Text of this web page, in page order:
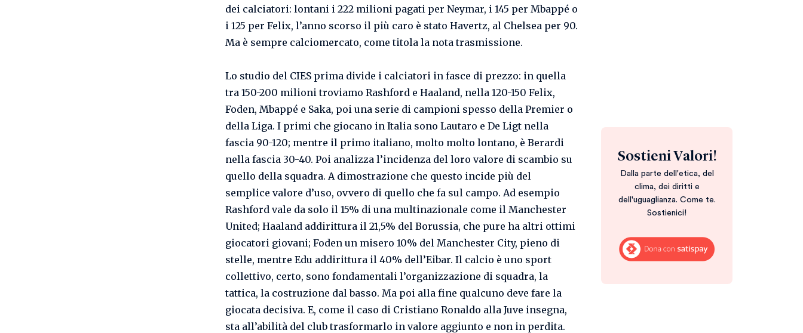
dei calciatori: lontani i 222 milioni pagati per Neymar, i 145 per Mbappé o
i 125 per Felix, l’anno scorso il più caro è stato Havertz, al Chelsea per 90.
Ma è sempre calciomercato, come titola la nota trasmissione.
Lo studio del CIES prima divide i calciatori in fasce di prezzo: in quella
tra 150-200 milioni troviamo Rashford e Haaland, nella 120-150 Felix,
Foden, Mbappé e Saka, poi una serie di campioni spesso della Premier o
della Liga. I primi che giocano in Italia sono Lautaro e De Ligt nella
fascia 90-120; mentre il primo italiano, molto molto lontano, è Berardi
nella fascia 30-40. Poi analizza l’incidenza del loro valore di scambio su
quello della squadra. A dimostrazione che questo incide più del
semplice valore d’uso, ovvero di quello che fa sul campo. Ad esempio
Rashford vale da solo il 15% di una multinazionale come il Manchester
United; Haaland addirittura il 21,5% del Borussia, che pure ha altri ottimi
giocatori giovani; Foden un misero 10% del Manchester City, pieno di
stelle, mentre Edu addirittura il 40% dell’Eibar. Il calcio è uno sport
collettivo, certo, sono fondamentali l’organizzazione di squadra, la
tattica, la costruzione dal basso. Ma poi alla fine qualcuno deve fare la
giocata decisiva. E, come il caso di Cristiano Ronaldo alla Juve insegna,
sta all’abilità del club trasformarlo in valore aggiunto e non in perdita.
Sostieni Valori!
Dalla parte dell'etica, del
clima, dei diritti e
dell'uguaglianza. Come te.
Sostienici!